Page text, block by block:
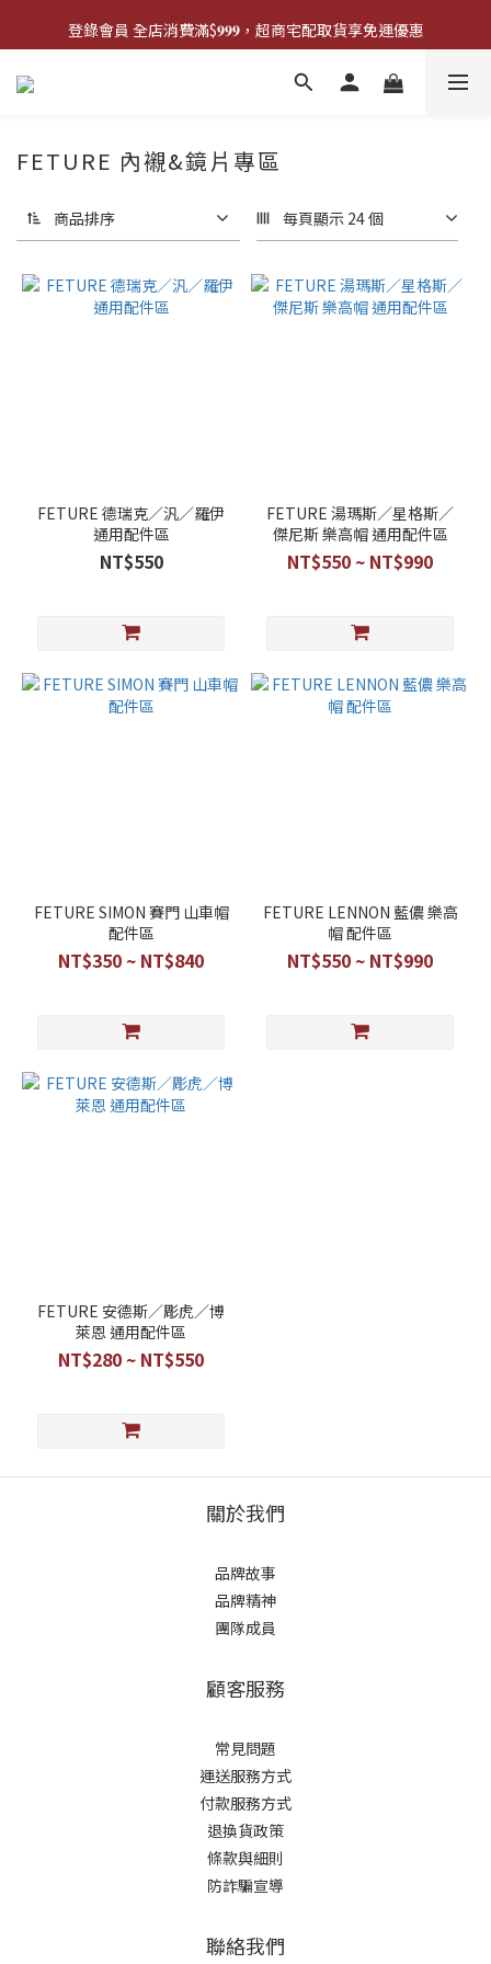
登錄會員 全店消費滿$𝟗𝟗𝟗，超商宅配取貨享免運優惠
登錄會員 全店消費滿$𝟗𝟗𝟗，超商宅配取貨享免運優惠
歡迎來門市試戴尺寸
登錄會員 全店消費滿$𝟗𝟗𝟗，超商宅配取貨享免運優惠
FETURE 內襯&鏡片專區
商品排序 每頁顯示 24 個
FETURE 德瑞克／汎／羅伊
通用配件區
NT$550
FETURE 湯瑪斯／星格斯／
傑尼斯 樂高帽 通用配件區
NT$550 ~ NT$990
FETURE SIMON 賽門 山車帽
配件區
NT$350 ~ NT$840
FETURE LENNON 藍儂 樂高
帽 配件區
NT$550 ~ NT$990
FETURE 安德斯／彫虎／博
萊恩 通用配件區
NT$280 ~ NT$550
關於我們
品牌故事
品牌精神
團隊成員
顧客服務
常見問題
運送服務方式
付款服務方式
退換貨政策
條款與細則
防詐騙宣導
聯絡我們